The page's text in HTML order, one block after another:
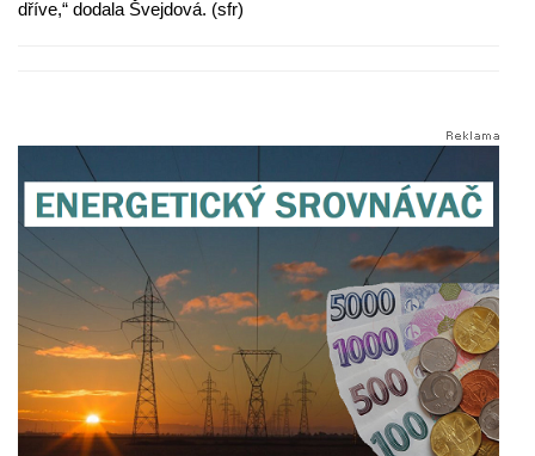
dříve,“ dodala Švejdová. (sfr)